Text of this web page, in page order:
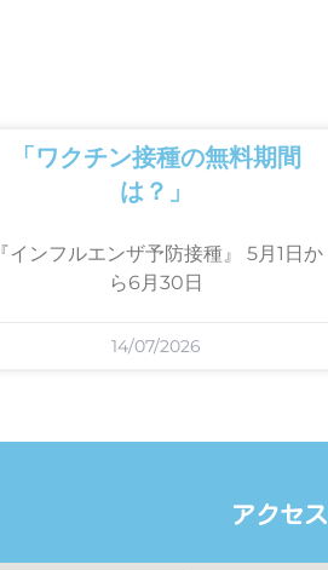
「ワクチン接種の無料期間
は？」
『インフルエンザ予防接種』 5月1日か
ら6月30日
14/07/2026
アクセス